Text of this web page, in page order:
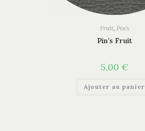
Fruit, Pin's
Pin’s Fruit
5,00 €
Ajouter au panier